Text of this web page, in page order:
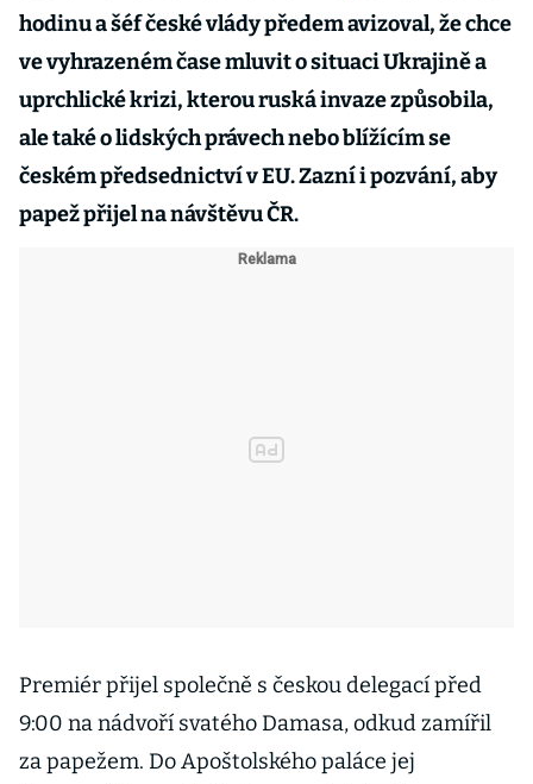
hodinu a šéf české vlády předem avizoval, že chce
ve vyhrazeném čase mluvit o situaci Ukrajině a
uprchlické krizi, kterou ruská invaze způsobila,
ale také o lidských právech nebo blížícím se
českém předsednictví v EU. Zazní i pozvání, aby
papež přijel na návštěvu ČR.
Premiér přijel společně s českou delegací před
9:00 na nádvoří svatého Damasa, odkud zamířil
za papežem. Do Apoštolského paláce jej